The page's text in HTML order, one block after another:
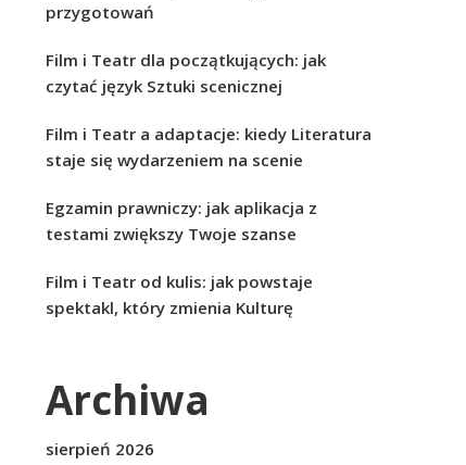
przygotowań
Film i Teatr dla początkujących: jak
czytać język Sztuki scenicznej
Film i Teatr a adaptacje: kiedy Literatura
staje się wydarzeniem na scenie
Egzamin prawniczy: jak aplikacja z
testami zwiększy Twoje szanse
Film i Teatr od kulis: jak powstaje
spektakl, który zmienia Kulturę
Archiwa
sierpień 2026